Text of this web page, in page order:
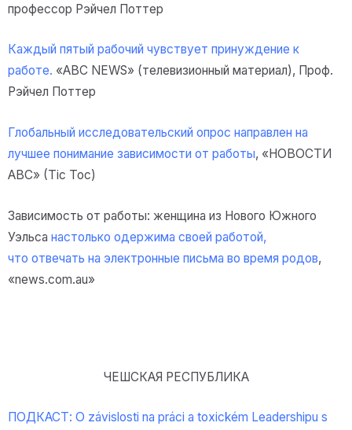
профессор Рэйчел Поттер
Каждый пятый рабочий чувствует принуждение к
работе. «ABC NEWS» (телевизионный материал), Проф.
Рэйчел Поттер
Глобальный исследовательский опрос направлен на
лучшее понимание зависимости от работы, «НОВОСТИ
ABC» (Tic Toc)
Зависимость от работы: женщина из Нового Южного
Уэльса настолько одержима своей работой,
что отвечать на электронные письма во время родов,
«news.com.au»
ЧЕШСКАЯ РЕСПУБЛИКА
ПОДКАСТ: O závislosti na práci a toxickém Leadershipu s